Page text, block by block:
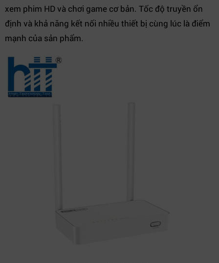
xem phim HD và chơi game cơ bản. Tốc độ truyền ổn
định và khả năng kết nối nhiều thiết bị cùng lúc là điểm
mạnh của sản phẩm.